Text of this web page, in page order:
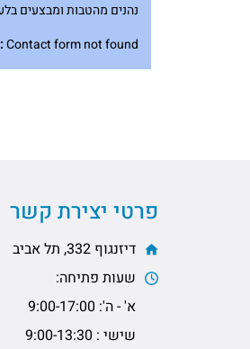
נהנים מהטבות ומבצעים
Contact form not found.
פרטי יצירת קשר
דיזנגוף 332, תל אביב
שעות פתיחה:
א' - ה': 9:00-17:00
שישי : 9:00-13:30